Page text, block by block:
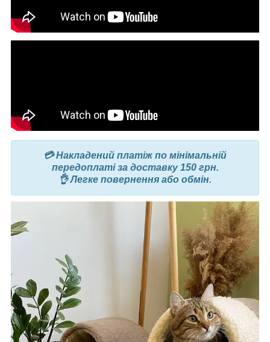
💳 Накладений платіж по мінімальній
передоплаті за доставку 150 грн.
👌 Легке повернення або обмін.